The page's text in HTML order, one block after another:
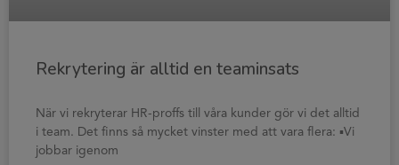
Rekrytering är alltid en teaminsats
När vi rekryterar HR-proffs till våra kunder gör vi det alltid
i team. Det finns så mycket vinster med att vara flera: ▪️Vi
jobbar igenom